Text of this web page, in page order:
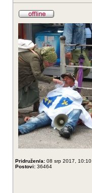
Pridružen/a: 08 srp 2017, 10:10
Postovi: 36464